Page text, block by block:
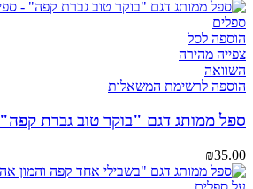
הוספה לסל
צפייה מהירה
השוואה
הוספה לרשימת המשאלות
ספל ממותג דגם "בוקר טוב גברת קפה"
₪35.00